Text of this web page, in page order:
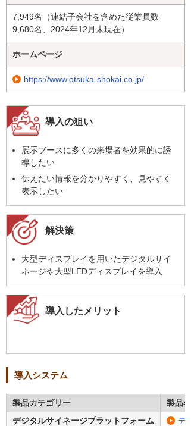
7,949名（連結子会社を含めた従業員数
9,680名、2024年12月末現在）
ホームページ
https://www.otsuka-shokai.co.jp/
導入の狙い
展示ブースに多くの来場者を効果的に誘
導したい
伝えたい情報を分かりやすく、見やすく
表示したい
解決策
大型ディスプレイを用いたデジタルサイ
ネージや大型LEDディスプレイを導入
導入したメリット
導入システム
製品カテゴリー
製品
デジタルサイネージプラットフォーム
デ